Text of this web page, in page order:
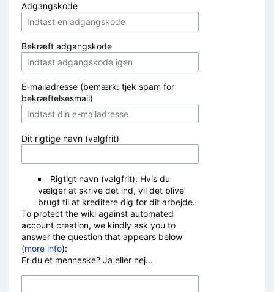
Adgangskode
Bekræft adgangskode
E-mailadresse (bemærk: tjek spam for
bekræftelsesmail)
Dit rigtige navn (valgfrit)
Rigtigt navn (valgfrit): Hvis du
vælger at skrive det ind, vil det blive
brugt til at kreditere dig for dit arbejde.
To protect the wiki against automated
account creation, we kindly ask you to
answer the question that appears below
(more info):
Er du et menneske? Ja eller nej...